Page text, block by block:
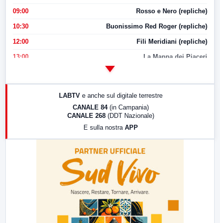
09:00 Rosso e Nero (repliche)
10:30 Buonissimo Red Roger (repliche)
12:00 Fili Meridiani (repliche)
13:00 La Mappa dei Piaceri
LABTV e anche sul digitale terrestre
CANALE 84 (in Campania)
CANALE 268 (DDT Nazionale)
E sulla nostra APP